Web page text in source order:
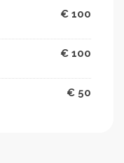
€ 100
€ 100
€ 50